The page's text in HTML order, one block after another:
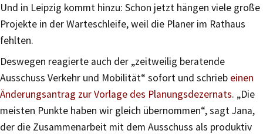
Und in Leipzig kommt hinzu: Schon jetzt hängen viele große
Projekte in der Warteschleife, weil die Planer im Rathaus
fehlten.
Deswegen reagierte auch der „zeitweilig beratende
Ausschuss Verkehr und Mobilität“ sofort und schrieb einen
Änderungsantrag zur Vorlage des Planungsdezernats. „Die
meisten Punkte haben wir gleich übernommen“, sagt Jana,
der die Zusammenarbeit mit dem Ausschuss als produktiv